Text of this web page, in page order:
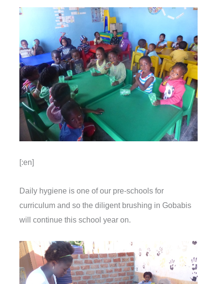
[:en]
Daily hygiene is one of our pre-schools for
curriculum and so the diligent brushing in Gobabis
will continue this school year on.